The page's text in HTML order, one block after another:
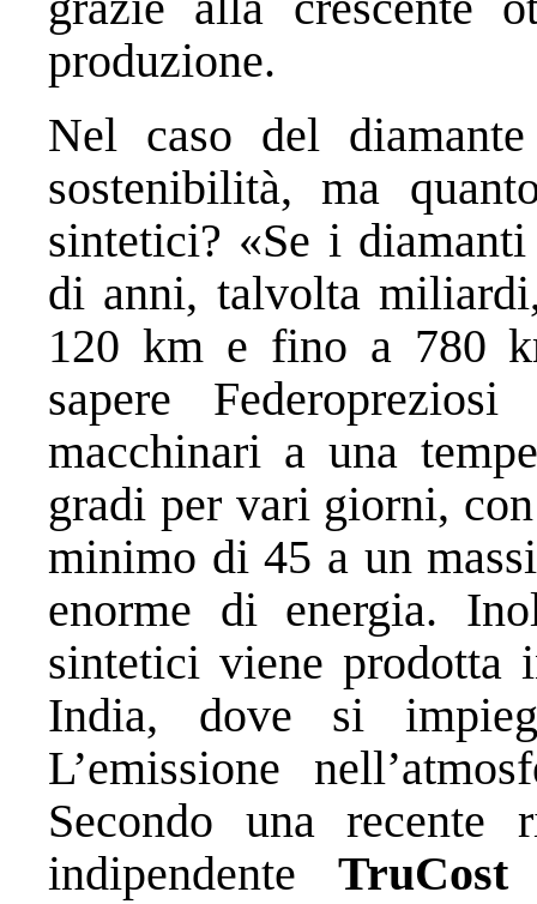
produzione.
Nel caso del
sostenibilità, ma
sintetici? «Se i
di anni, talvolta
120 km e fino a 780
sapere
macchinari a una
gradi per vari giorni,
minimo di 45 a un
enorme di energia.
sintetici viene prodotta
India, dove si
L’emissione
Secondo una recente
indipendenteTruCost